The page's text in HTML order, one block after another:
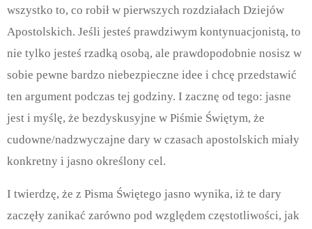
wszystko to, co robił w pierwszych rozdziałach Dziejów
Apostolskich. Jeśli jesteś prawdziwym kontynuacjonistą, to
nie tylko jesteś rzadką osobą, ale prawdopodobnie nosisz w
sobie pewne bardzo niebezpieczne idee i chcę przedstawić
ten argument podczas tej godziny. I zacznę od tego: jasne
jest i myślę, że bezdyskusyjne w Piśmie Świętym, że
cudowne/nadzwyczajne dary w czasach apostolskich miały
konkretny i jasno określony cel.
I twierdzę, że z Pisma Świętego jasno wynika, iż te dary
zaczęły zanikać zarówno pod względem częstotliwości, jak